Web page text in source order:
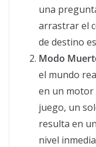
una
arrastrar el
de destino
Modo
el mundo
en un motor
juego, un
resulta en
nivel